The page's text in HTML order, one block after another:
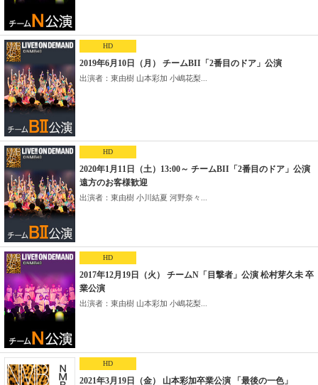
HD
2019年6月10日（月） チームBII「2番目のドア」公演
出演者：東由樹 山本彩加 小嶋花梨...
HD
2020年1月11日（土）13:00～ チームBII「2番目のドア」公演
遠方のお客様歓迎
出演者：東由樹 小川結夏 河野奈々...
HD
2017年12月19日（火） チームN「目撃者」公演 松村芽久未 卒
業公演
出演者：東由樹 山本彩加 小嶋花梨...
HD
2021年3月19日（金） 山本彩加卒業公演 「最後の一色」